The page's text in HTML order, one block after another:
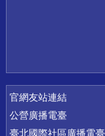
官網友站連結
公營廣播電臺
臺北國際社區廣播電臺